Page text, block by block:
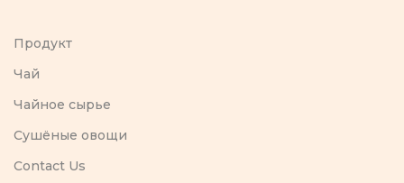
Продукт
Чай
Чайное сырье
Сушёные овощи
Contact Us